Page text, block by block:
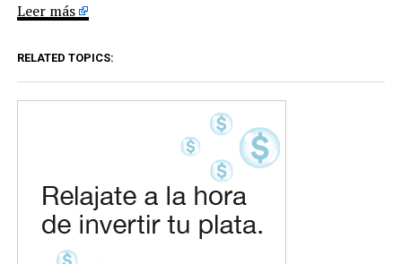
Leer más
RELATED TOPICS: